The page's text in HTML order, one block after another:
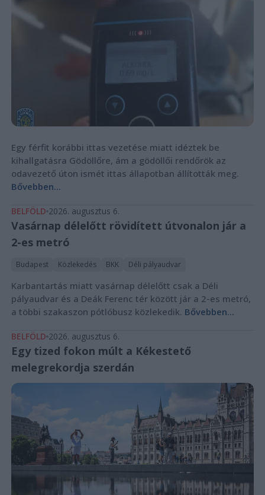
Egy férfit korábbi ittas vezetése miatt idéztek be
kihallgatásra Gödöllőre, ám a gödöllői rendőrök az
odavezető úton ismét ittas állapotban állították meg.
Bővebben...
BELFÖLD 2026. augusztus 6.
Vasárnap délelőtt rövidített útvonalon jár a
2-es metró
Budapest Közlekedés BKK Déli pályaudvar
Karbantartás miatt vasárnap délelőtt csak a Déli
pályaudvar és a Deák Ferenc tér között jár a 2-es metró,
a többi szakaszon pótlóbusz közlekedik. Bővebben...
BELFÖLD 2026. augusztus 6.
Egy tized fokon múlt a Kékestető
melegrekordja szerdán